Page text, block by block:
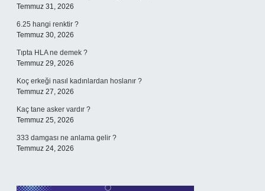
Temmuz 31, 2026
6.25 hangi renktir ?
Temmuz 30, 2026
Tıpta HLA ne demek ?
Temmuz 29, 2026
Koç erkeği nasıl kadınlardan hoslanır ?
Temmuz 27, 2026
Kaç tane asker vardır ?
Temmuz 25, 2026
333 damgası ne anlama gelir ?
Temmuz 24, 2026